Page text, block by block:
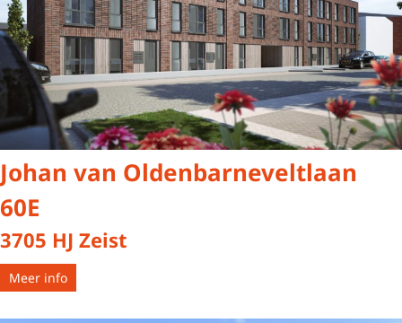
Johan van Oldenbarneveltlaan
60E
3705 HJ Zeist
Meer info